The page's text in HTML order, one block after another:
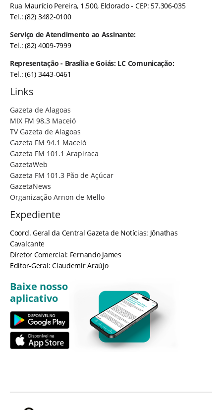
Rua Maurício Pereira, 1.500, Eldorado - CEP: 57.306-035
Tel.: (82) 3482-0100
Serviço de Atendimento ao Assinante:
Tel.: (82) 4009-7999
Representação - Brasília e Goiás: LC Comunicação:
Tel.: (61) 3443-0461
Links
Gazeta de Alagoas
MIX FM 98.3 Maceió
TV Gazeta de Alagoas
Gazeta FM 94.1 Maceió
Gazeta FM 101.1 Arapiraca
GazetaWeb
Gazeta FM 101.3 Pão de Açúcar
GazetaNews
Organização Arnon de Mello
Expediente
Coord. Geral da Central Gazeta de Notícias: Jônathas
Cavalcante
Diretor Comercial: Fernando James
Editor-Geral: Claudemir Araújo
Baixe nosso
aplicativo